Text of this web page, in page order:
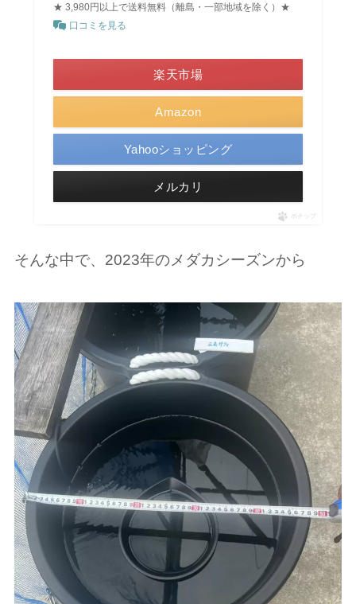
★ 3,980円以上で送料無料（離島・一部地域を除く）★
口コミを見る
Amazon
楽天市場
Yahooショッピング
メルカリ
ポチップ
そんな中で、2023年のメダカシーズンから